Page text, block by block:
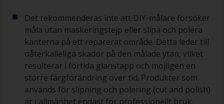
Det rekommenderas inte att DIY-målare försöker
måla utan maskeringstejp eller slipa och polera
kanterna på ett reparerat område. Detta leder till
oåterkalleliga skador på den målade ytan, vilket
resulterar i förtida glanstapp och möjligen en
större färgförändring över tid. Produkter som
används för slipning och polering (cut and polish)
är i allmänhet endast för professionellt bruk.